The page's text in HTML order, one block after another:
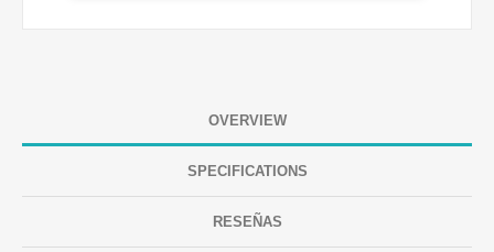
OVERVIEW
SPECIFICATIONS
RESEÑAS